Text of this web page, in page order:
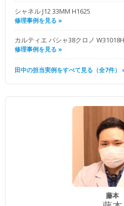
シャネル J12 33MM H1625
修理事例を見る »
カルティエ パシャ38クロノ
修理事例を見る »
田中の担当実例をすべて見る（全7件）
藤本